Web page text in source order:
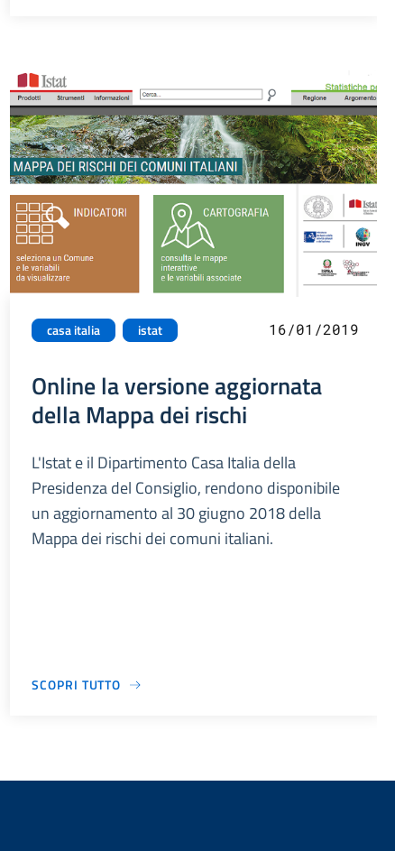
casa italia istat 16/01/2019
Online la versione aggiornata
della Mappa dei rischi
L'Istat e il Dipartimento Casa Italia della
Presidenza del Consiglio, rendono disponibile
un aggiornamento al 30 giugno 2018 della
Mappa dei rischi dei comuni italiani.
SCOPRI TUTTO